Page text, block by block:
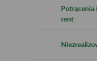
Potrącenia
rent